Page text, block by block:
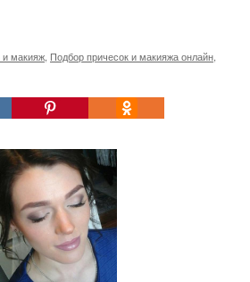
и макияж Подбор причесок и макияжа онлайн